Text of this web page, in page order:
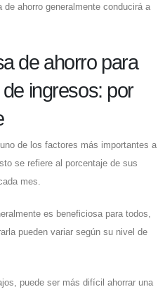
ahorro generalmente conducirá a
de ahorro para
ingresos: por
de los factores más importantes a
se refiere al porcentaje de sus
mes.
es beneficiosa para todos,
pueden variar según su nivel de
puede ser más difícil ahorrar una